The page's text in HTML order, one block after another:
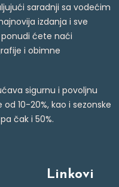
saradnji sa vodećim
izdanja i sve
ponudi ćete naći
i obimne
sigurnu i povoljnu
10-20%, kao i sezonske
čak i 50%.
Linkovi